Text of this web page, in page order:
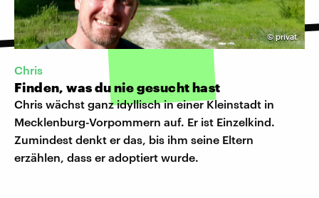
©privat
Chris
Finden, was du nie gesucht hast
Chris wächst ganz idyllisch in einer Kleinstadt in
Mecklenburg-Vorpommern auf. Er ist Einzelkind.
Zumindest denkt er das, bis ihm seine Eltern
erzählen, dass er adoptiert wurde.